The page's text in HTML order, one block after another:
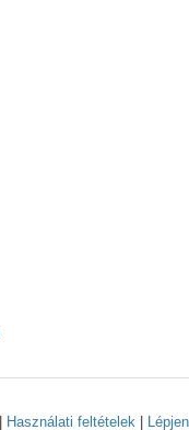
Használati feltételek Lépjen